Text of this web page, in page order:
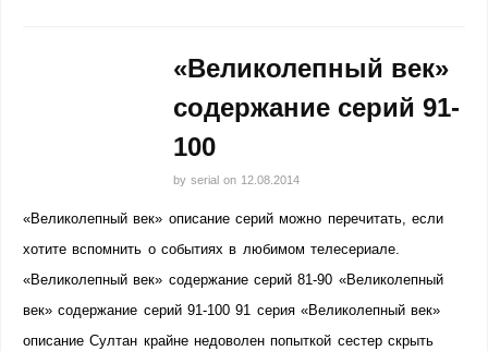
«Великолепный век»
содержание серий 91-
100
by serial on 12.08.2014
«Великолепный век» описание серий можно перечитать, если
хотите вспомнить о событиях в любимом телесериале.
«Великолепный век» содержание серий 81-90 «Великолепный
век» содержание серий 91-100 91 серия «Великолепный век»
описание Султан крайне недоволен попыткой сестер скрыть